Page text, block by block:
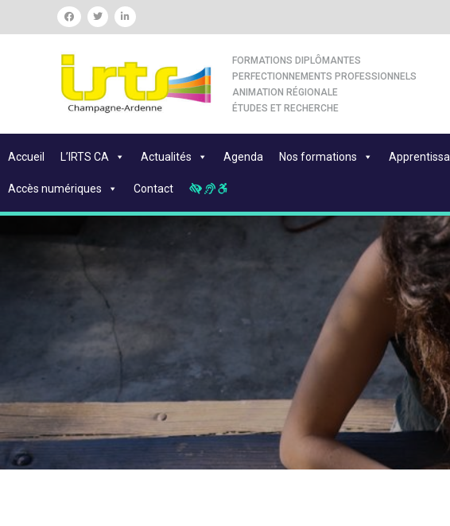
FORMATIONS DIPLÔMANTES
PERFECTIONNEMENTS PROFESSIONNELS
ANIMATION RÉGIONALE
ÉTUDES ET RECHERCHE
Accueil L’IRTS CA Actualités Agenda Nos formations
Accès numériques Contact